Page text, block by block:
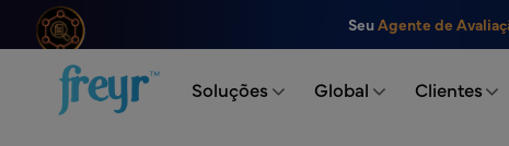
Saltar para o conteúdo principal SeuAgente de
Soluções Global Clientes